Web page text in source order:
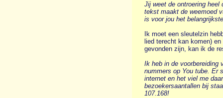
Jij weet de ontroering heel
tekst maakt de weemoed
is voor jou het
Ik moet een sleutelzin
lied terecht kan komen)
gevonden zijn, kan ik de
Ik heb in de voorbereiding
nummers op You tube. Er
internet en het viel me
bezoekersaantallen bij
107.168!